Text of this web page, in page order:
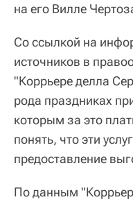
на его Вилле
Со ссылкой на
источников в
"Коррьере делла
рода праздниках
которым за это
понять, что эти
предоставление
По данным